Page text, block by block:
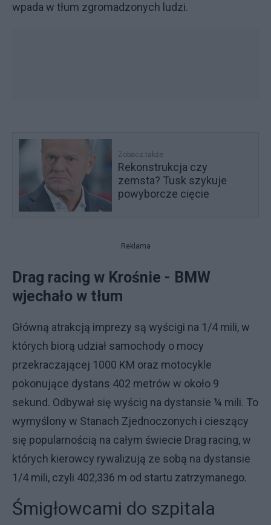
wpada w tłum zgromadzonych ludzi.
Zobacz także
Rekonstrukcja czy
zemsta? Tusk szykuje
powyborcze cięcie
Reklama
Drag racing w Krośnie - BMW
wjechało w tłum
Główną atrakcją imprezy są wyścigi na 1/4 mili, w
których biorą udział samochody o mocy
przekraczającej 1000 KM oraz motocykle
pokonujące dystans 402 metrów w około 9
sekund. Odbywał się wyścig na dystansie ¼ mili. To
wymyślony w Stanach Zjednoczonych i cieszący
się popularnością na całym świecie Drag racing, w
których kierowcy rywalizują ze sobą na dystansie
1/4 mili, czyli 402,336 m od startu zatrzymanego.
Śmigłowcami do szpitala